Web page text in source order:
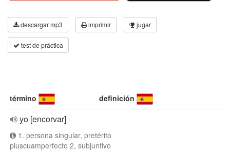
descargar mp3 imprimir jugar
test de práctica
término definición
yo [encorvar]
1. persona singular, pretérito
pluscuamperfecto 2, subjuntivo